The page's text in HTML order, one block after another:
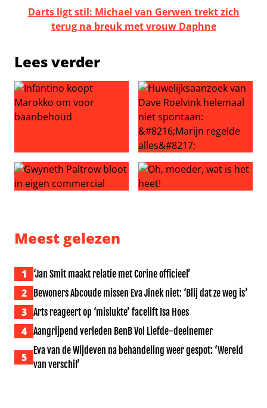
Darts ligt stil: Michael van Gerwen trekt zich
terug na breuk met vrouw Daphne
Lees verder
Infantino koopt Marokko om voor baanbehoud
Huwelijksaanzoek van Dave
Meest gelezen
1 ‘Jan Smit maakt relatie met Corine officieel’
2 Bewoners Abcoude missen Eva Jinek niet: ‘Blij dat ze weg is’
3 Arts reageert op ‘mislukte’ facelift Isa Hoes
4 Aangrijpend verleden BenB Vol Liefde-deelnemer
5
Eva van de Wijdeven na behandeling weer gespot: ‘Wereld
van verschil’